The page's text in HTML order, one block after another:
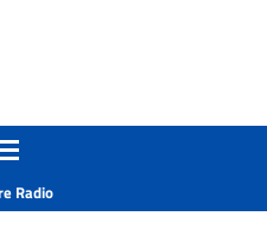
Apri il menu secondario
Radio